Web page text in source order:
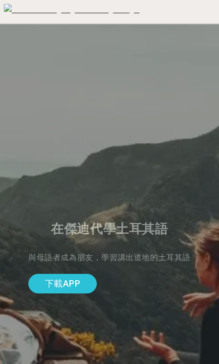
在傑迪代學土耳其語
與母語者成為朋友，學習講出道地的土耳其語
下載APP